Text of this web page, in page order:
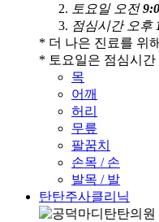
토요일 오전
점심시간 오후
* 더 나은 진료를 위
* 토요일은 점심시
목
어깨
허리
무릎
팔꿈치
손목 / 손
발목 / 발
탄탄주사클리닉